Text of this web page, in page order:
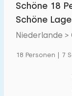
Zugänglichkeit
Schöne 18
Schöne
Niederlande >
18 Personen | 7